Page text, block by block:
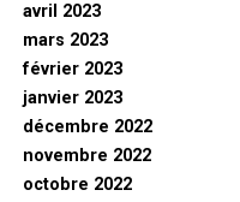
avril 2023
mars 2023
février 2023
janvier 2023
décembre 2022
novembre 2022
octobre 2022